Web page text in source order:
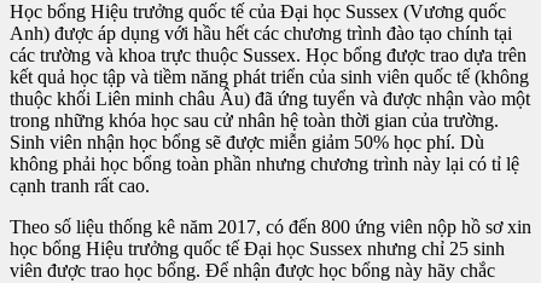
Học bổng Hiệu trưởng quốc tế của Đại học Sussex (Vương quốc
Anh) được áp dụng với hầu hết các chương trình đào tạo chính tại
các trường và khoa trực thuộc Sussex. Học bổng được trao dựa trên
kết quả học tập và tiềm năng phát triển của sinh viên quốc tế (không
thuộc khối Liên minh châu Âu) đã ứng tuyển và được nhận vào một
trong những khóa học sau cử nhân hệ toàn thời gian của trường.
Sinh viên nhận học bổng sẽ được miễn giảm 50% học phí. Dù
không phải học bổng toàn phần nhưng chương trình này lại có tỉ lệ
cạnh tranh rất cao.
Theo số liệu thống kê năm 2017, có đến 800 ứng viên nộp hồ sơ xin
học bổng Hiệu trưởng quốc tế Đại học Sussex nhưng chỉ 25 sinh
viên được trao học bổng. Để nhận được học bổng này hãy chắc